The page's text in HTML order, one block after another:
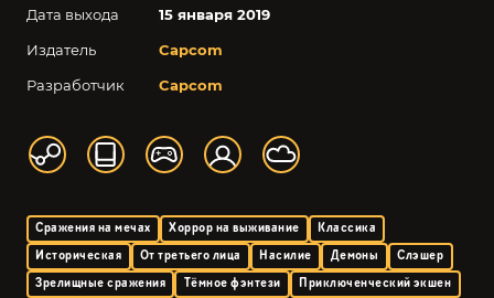
Дата выхода
15 января 2019
Издатель
Capcom
Разработчик
Capcom
Сражения на мечах Хоррор на выживание
Классика
Историческая
От третьего лица Насилие Демоны
Слэшер
Зрелищные сражения
Тёмное фэнтези
Приключенческий экшен